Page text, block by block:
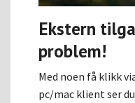
Ekstern
problem!
Med noen få klikk
pc/mac klient ser